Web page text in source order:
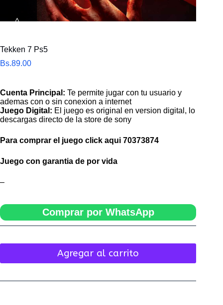
Tekken 7 Ps5
Bs.89.00
Cuenta Principal: Te permite jugar con tu usuario y
ademas con o sin conexion a internet
Juego Digital: El juego es original en version digital, lo
descargas directo de la store de sony
Para comprar el juego click aqui 70373874
Juego con garantia de por vida
–
Comprar por WhatsApp
Agregar al carrito